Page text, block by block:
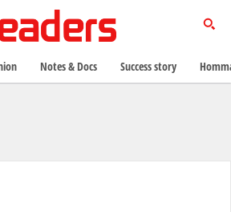
Notes & Docs Success story